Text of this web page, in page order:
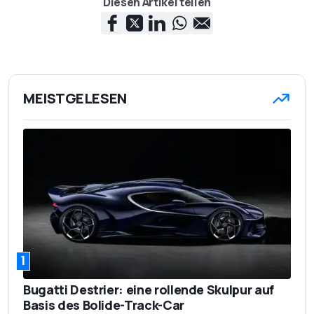
MEISTGELESEN
1
Bugatti Destrier: eine rollende Skulpur auf
Basis des Bolide-Track-Car